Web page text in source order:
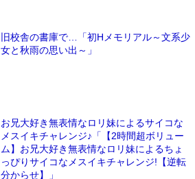
旧校舎の書庫で…「初Hメモリアル～文系少
女と秋雨の思い出～」
お兄大好き無表情なロリ妹によるサイコな
メスイキチャレンジ♪「【2時間超ボリュー
ム】お兄大好き無表情なロリ妹によるちょ
っぴりサイコなメスイキチャレンジ!【逆転
分からせ】」